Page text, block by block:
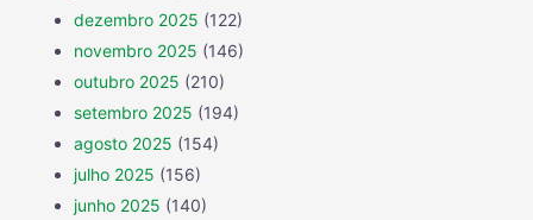
dezembro 2025 (122)
novembro 2025 (146)
outubro 2025 (210)
setembro 2025 (194)
agosto 2025 (154)
julho 2025 (156)
junho 2025 (140)